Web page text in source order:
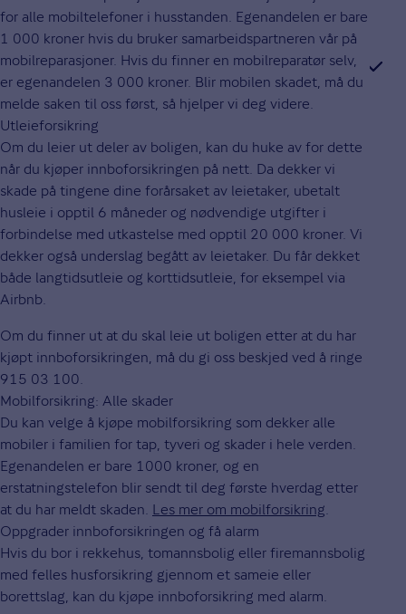
for alle mobiltelefoner i husstanden. Egenandelen er bare
1 000 kroner hvis du bruker samarbeidspartneren vår på
mobilreparasjoner. Hvis du finner en mobilreparatør selv,
er egenandelen 3 000 kroner. Blir mobilen skadet, må du
melde saken til oss først, så hjelper vi deg videre.
Utleieforsikring
Om du leier ut deler av boligen, kan du huke av for dette
når du kjøper innboforsikringen på nett. Da dekker vi
skade på tingene dine forårsaket av leietaker, ubetalt
husleie i opptil 6 måneder og nødvendige utgifter i
forbindelse med utkastelse med opptil 20 000 kroner. Vi
dekker også underslag begått av leietaker. Du får dekket
både langtidsutleie og korttidsutleie, for eksempel via
Airbnb.
Om du finner ut at du skal leie ut boligen etter at du har
kjøpt innboforsikringen, må du gi oss beskjed ved å ringe
915 03 100.
Mobilforsikring: Alle skader
Du kan velge å kjøpe mobilforsikring som dekker alle
mobiler i familien for tap, tyveri og skader i hele verden.
Egenandelen er bare 1000 kroner, og en
erstatningstelefon blir sendt til deg første hverdag etter
at du har meldt skaden. Les mer om mobilforsikring.
Oppgrader innboforsikringen og få alarm
Hvis du bor i rekkehus, tomannsbolig eller firemannsbolig
med felles husforsikring gjennom et sameie eller
borettslag, kan du kjøpe innboforsikring med alarm.